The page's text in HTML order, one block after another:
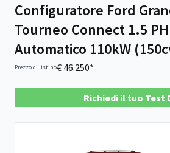
Configuratore Ford
Tourneo Connect 1.5
Automatico 110kW
Prezzo di listino€ 46.250*
Richiedi il tuo Test